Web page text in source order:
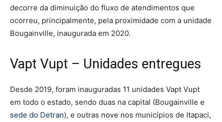
decorre da diminuição do fluxo de atendimentos que
ocorreu, principalmente, pela proximidade com a unidade
Bougainville, inaugurada em 2020.
Vapt Vupt – Unidades entregues
Desde 2019, foram inauguradas 11 unidades Vapt Vupt
em todo o estado, sendo duas na capital (Bougainville e
sede do Detran), e outras nove nos municípios de Itapaci,